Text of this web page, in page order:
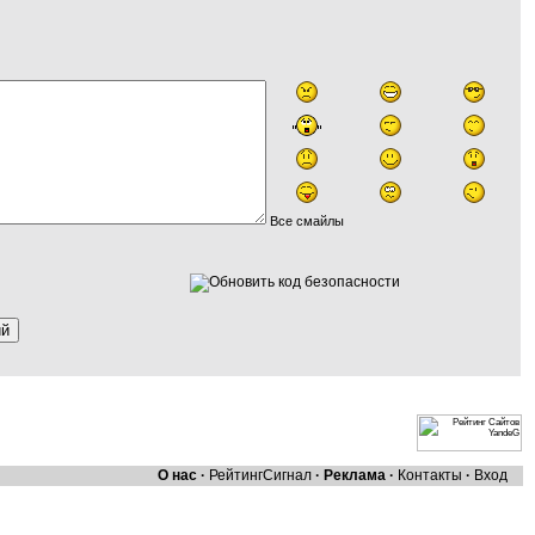
Все смайлы
О нас · РейтингСигнал · Реклама · Контакты · Вход